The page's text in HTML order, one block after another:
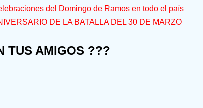
del Domingo de Ramos en todo el país
DE LA BATALLA DEL 30 DE MARZO
TUS AMIGOS ???